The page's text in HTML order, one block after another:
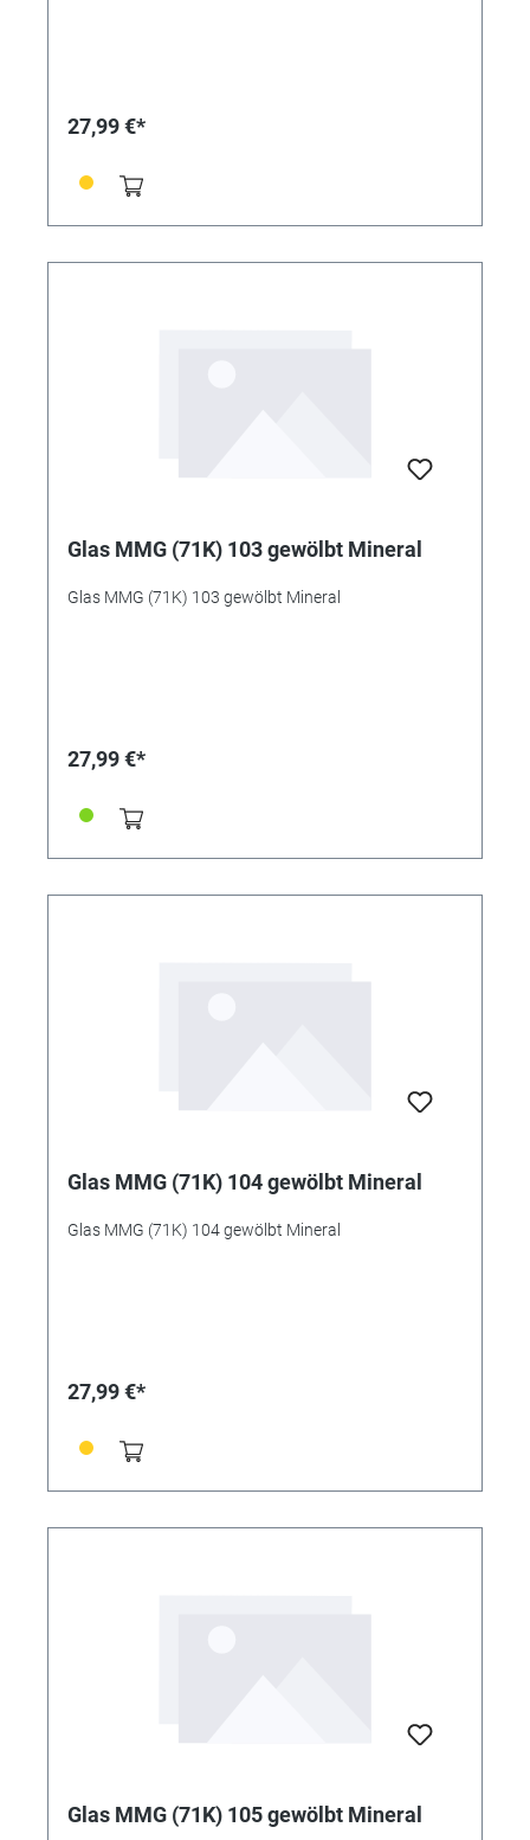
27,99 €*
Glas MMG (71K) 103 gewölbt Mineral
Glas MMG (71K) 103 gewölbt Mineral
27,99 €*
Glas MMG (71K) 104 gewölbt Mineral
Glas MMG (71K) 104 gewölbt Mineral
27,99 €*
Glas MMG (71K) 105 gewölbt Mineral